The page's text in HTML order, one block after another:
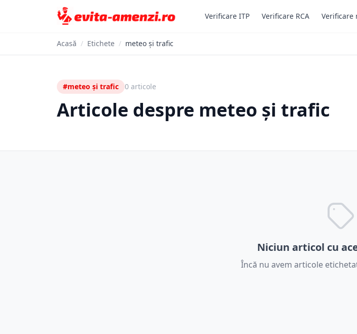
Verificare ITP Verificare RCA Verificare
Acasă / Etichete / meteo și trafic
#meteo și trafic 0 articole
Articole despre meteo și trafic
Niciun articol cu
Încă nu avem articole